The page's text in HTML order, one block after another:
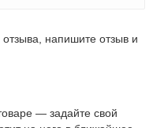
напишите отзыв и
— задайте свой